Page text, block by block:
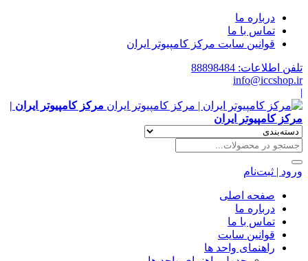
درباره ما
تماس با ما
قوانین سایت مرکز کامپیوتر ایران
تلفن اطلاعات: 88898484
info@iccshop.ir
|
مرکز کامپیوتر ایران |
مرکز کامپیوتر ایران
ورود | ثبت‌نام
صفحه اصلی
درباره ما
تماس با ما
قوانین سایت
راهنمای واحد ها